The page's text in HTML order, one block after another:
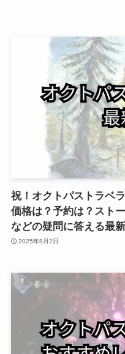
祝！オクトパストラベ
価格は？予約は？スト
などの疑問に答える最
2025年8月2日